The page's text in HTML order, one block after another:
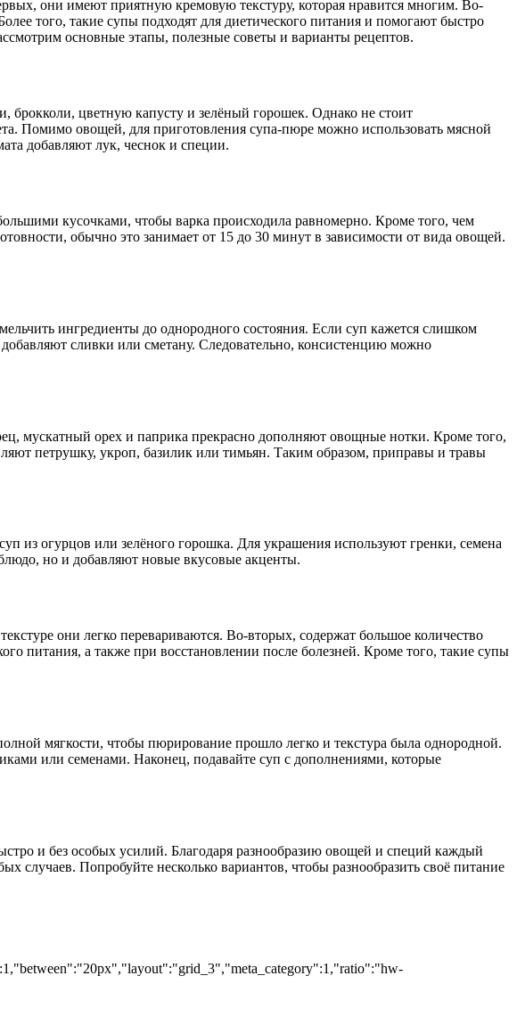
они имеют приятную кремовую текстуру, которая нравится многим. Во-
того, такие супы подходят для диетического питания и помогают быстро
основные этапы, полезные советы и варианты рецептов.
брокколи, цветную капусту и зелёный горошек. Однако не стоит
Помимо овощей, для приготовления супа-пюре можно использовать мясной
добавляют лук, чеснок и специи.
кусочками, чтобы варка происходила равномерно. Кроме того, чем
обычно это занимает от 15 до 30 минут в зависимости от вида овощей.
ингредиенты до однородного состояния. Если суп кажется слишком
сливки или сметану. Следовательно, консистенцию можно
мускатный орех и паприка прекрасно дополняют овощные нотки. Кроме того,
петрушку, укроп, базилик или тимьян. Таким образом, приправы и травы
из огурцов или зелёного горошка. Для украшения используют гренки, семена
но и добавляют новые вкусовые акценты.
они легко перевариваются. Во-вторых, содержат большое количество
питания, а также при восстановлении после болезней. Кроме того, такие супы
мягкости, чтобы пюрирование прошло легко и текстура была однородной.
или семенами. Наконец, подавайте суп с дополнениями, которые
и без особых усилий. Благодаря разнообразию овощей и специй каждый
случаев. Попробуйте несколько вариантов, чтобы разнообразить своё питание